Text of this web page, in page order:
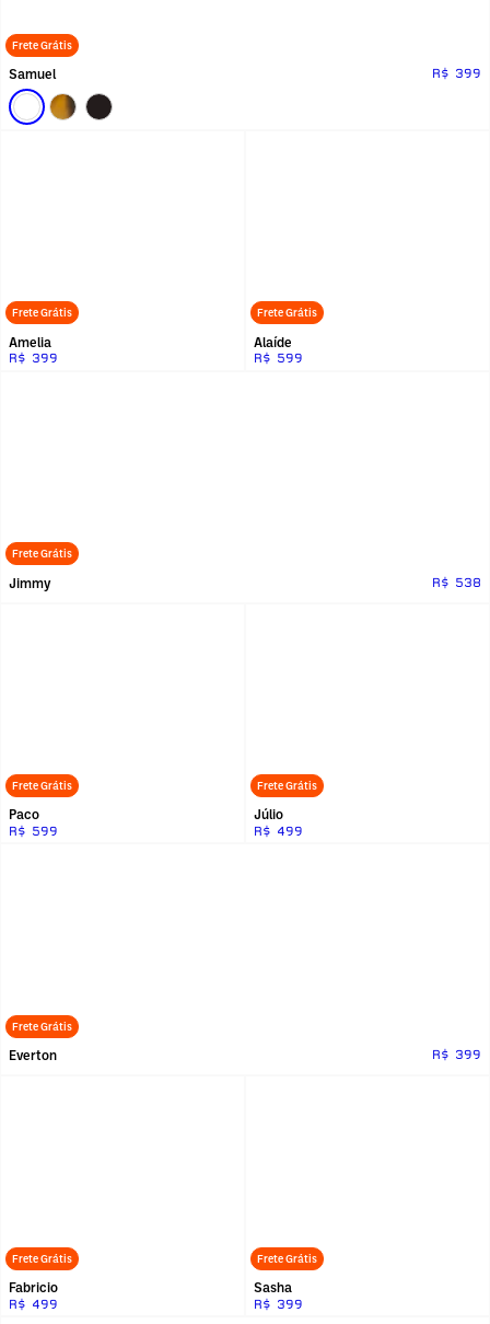
Frete Grátis
Samuel R$ 399
Frete Grátis
Amelia
R$ 399
Frete Grátis
Jimmy R$ 538
Frete Grátis
Alaíde
R$ 599
Frete Grátis
Paco
R$ 599
Frete Grátis
Everton R$ 399
Frete Grátis
Júlio
R$ 499
Frete Grátis
Fabricio
R$ 499
Frete Grátis
Sasha
R$ 399